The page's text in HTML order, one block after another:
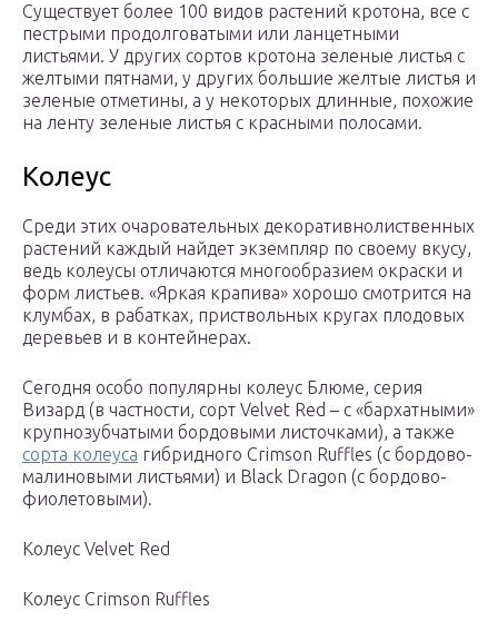
Существует более 100 видов растений кротона, все с
пестрыми продолговатыми или ланцетными
листьями. У других сортов кротона зеленые листья с
желтыми пятнами, у других большие желтые листья и
зеленые отметины, а у некоторых длинные, похожие
на ленту зеленые листья с красными полосами.
Колеус
Среди этих очаровательных декоративнолиственных
растений каждый найдет экземпляр по своему вкусу,
ведь колеусы отличаются многообразием окраски и
форм листьев. «Яркая крапива» хорошо смотрится на
клумбах, в рабатках, приствольных кругах плодовых
деревьев и в контейнерах.
Сегодня особо популярны колеус Блюме, серия
Визард (в частности, сорт Velvet Red – с «бархатными»
крупнозубчатыми бордовыми листочками), а также
сорта колеуса гибридного Crimson Ruffles (с бордово-
малиновыми листьями) и Black Dragon (с бордово-
фиолетовыми).
Колеус Velvet Red
Колеус Crimson Ruffles